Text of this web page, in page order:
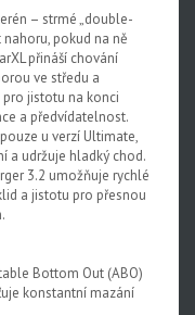
– strmé „double-
pokud na ně
přináší chování
ve středu a
jistotu na konci
a předvídatelnost.
u verzí Ultimate,
a udržuje hladký chod.
3.2 umožňuje rychlé
a jistotu pro přesnou
Bottom Out (ABO)
konstantní mazání